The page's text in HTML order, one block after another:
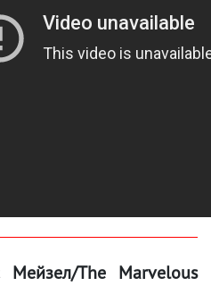
Мейзел/The Marvelous